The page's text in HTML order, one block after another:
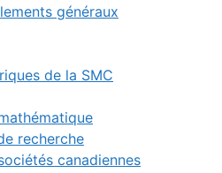
généraux
de la SMC
recherche
canadiennes